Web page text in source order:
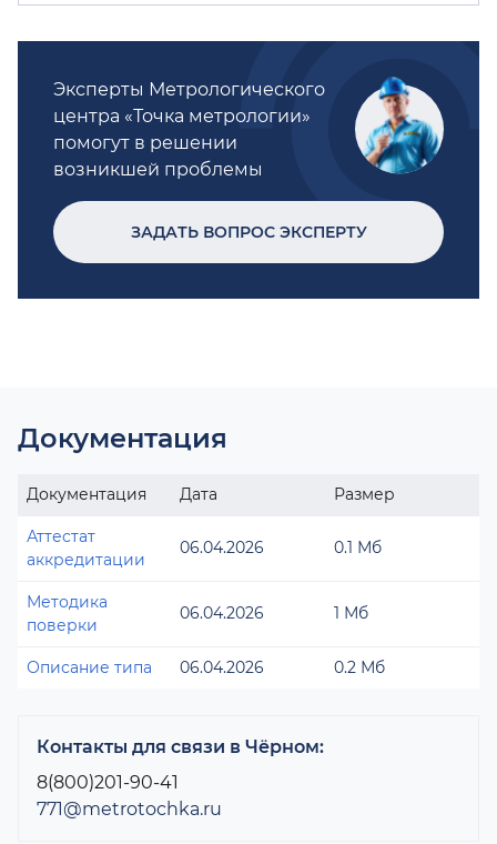
Эксперты Метрологического
центра «Точка метрологии»
помогут в решении
возникшей проблемы
ЗАДАТЬ ВОПРОС ЭКСПЕРТУ
Документация
Документация Дата Размер
Аттестат
аккредитации
06.04.2026 0.1 Мб
Методика
поверки
06.04.2026 1 Мб
Описание типа 06.04.2026 0.2 Мб
Контакты для связи в Чёрном:
8(800)201-90-41
771@metrotochka.ru